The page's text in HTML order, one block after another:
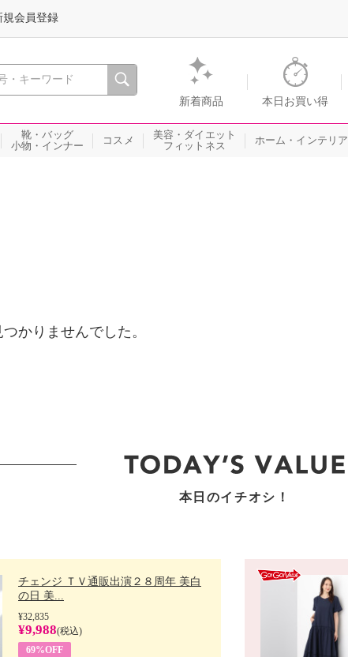
心おどる、瞬間を。通販・テレビショッピングのショップチャンネル
新着商品 本日お買い得
規会員登録
靴・バッグ
小物・インナー
コスメ
美容・ダイエット
フィットネス
ホーム・インテリア
かりませんでした。
本日のイチオシ！
チェンジ ＴＶ通販出演２８周年 美白
の日 美...
¥32,835
¥9,988(税込)
69%OFF